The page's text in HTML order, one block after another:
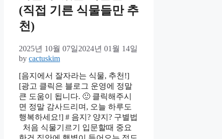
(직접 기른 식물들만 추
천)
2025년 10월 07일2024년 01월 14일
by cactuskim
[음지에서 잘자라는 식물, 추천!]
[광고 클릭은 블로그 운영에 정말
큰 도움이 됩니다. 🙂 클릭해주시
면 정말 감사드리며, 오늘 하루도
행복하세요!] # 음지? 양지? 구별법
처음 식물기르기 입문할때 중요